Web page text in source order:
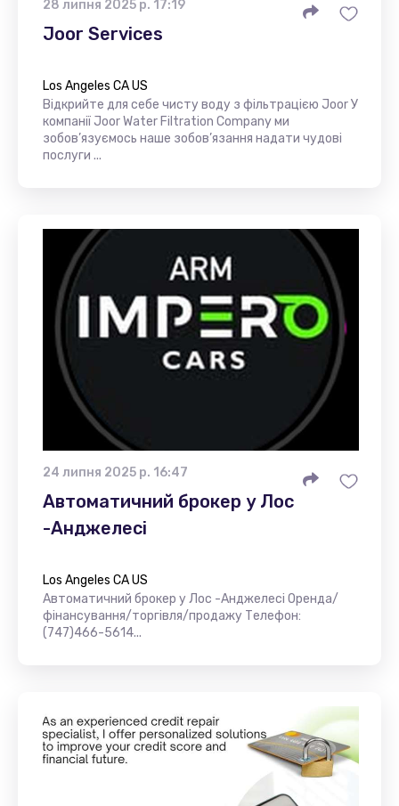
28 липня 2025 р. 17:19
Joor Services
Los Angeles CA US
Відкрийте для себе чисту воду з фільтрацією Joor У
компанії Joor Water Filtration Company ми
зобов’язуємось наше зобов’язання надати чудові
послуги ...
24 липня 2025 р. 16:47
Автоматичний брокер у Лос
-Анджелесі
Los Angeles CA US
Автоматичний брокер у Лос -Анджелесі Оренда/
фінансування/торгівля/продажу Телефон:
(747)466-5614...